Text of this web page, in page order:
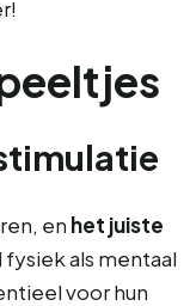
en het juiste
als mentaal
voor hun